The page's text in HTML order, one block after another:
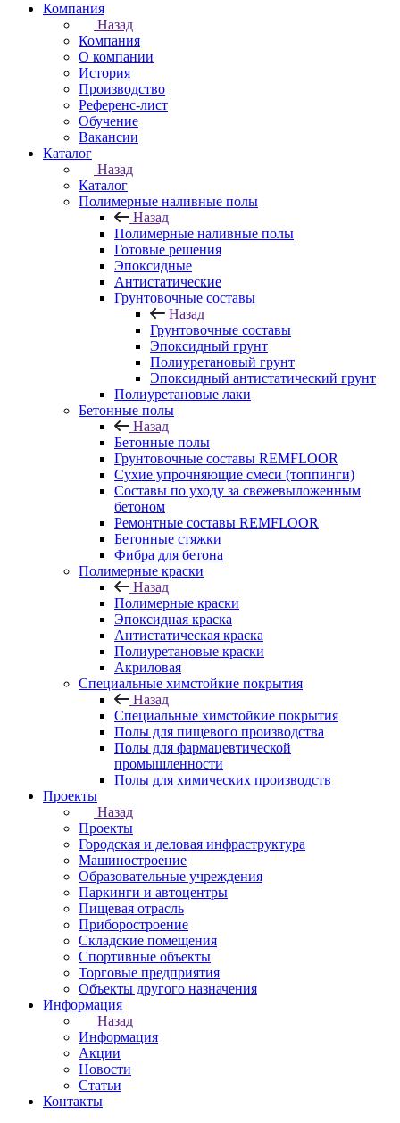
Компания
Назад
Компания
О компании
История
Производство
Референс-лист
Обучение
Вакансии
Каталог
Назад
Каталог
Полимерные наливные полы
Назад
Полимерные наливные полы
Готовые решения
Эпоксидные
Антистатические
Грунтовочные составы
Назад
Грунтовочные составы
Эпоксидный грунт
Полиуретановый грунт
Эпоксидный антистатический грунт
Полиуретановые лаки
Бетонные полы
Назад
Бетонные полы
Грунтовочные составы REMFLOOR
Сухие упрочняющие смеси (топпинги)
Составы по уходу за свежевыложенным
бетоном
Ремонтные составы REMFLOOR
Бетонные стяжки
Фибра для бетона
Полимерные краски
Назад
Полимерные краски
Эпоксидная краска
Антистатическая краска
Полиуретановые краски
Акриловая
Специальные химстойкие покрытия
Назад
Специальные химстойкие покрытия
Полы для пищевого производства
Полы для фармацевтической
промышленности
Полы для химических производств
Проекты
Назад
Проекты
Городская и деловая инфраструктура
Машиностроение
Образовательные учреждения
Паркинги и автоцентры
Пищевая отрасль
Приборостроение
Складские помещения
Спортивные объекты
Торговые предприятия
Объекты другого назначения
Информация
Назад
Информация
Акции
Новости
Статьи
Контакты